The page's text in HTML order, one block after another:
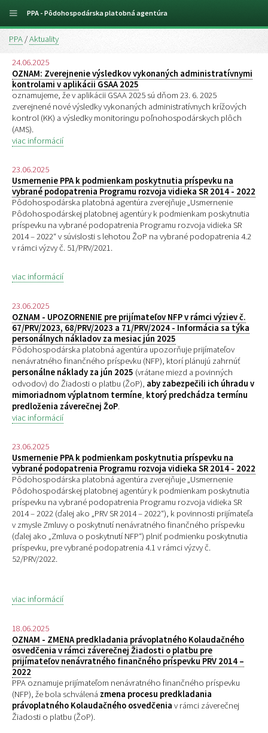
PPA /Aktuality
24.06.2025
OZNAM: Zverejnenie výsledkov vykonaných administratívnymi
kontrolami v aplikácii GSAA 2025
oznamujeme, že v aplikácii GSAA 2025 sú dňom 23. 6. 2025
zverejnené nové výsledky vykonaných administratívnych krížových
kontrol (KK) a výsledky monitoringu poľnohospodárskych plôch
(AMS).
viac informácií
23.06.2025
Usmernenie PPA k podmienkam poskytnutia príspevku na
vybrané podopatrenia Programu rozvoja vidieka SR 2014 - 2022
Pôdohospodárska platobná agentúra zverejňuje „Usmernenie
Pôdohospodárskej platobnej agentúry k podmienkam poskytnutia
príspevku na vybrané podopatrenia Programu rozvoja vidieka SR
2014 – 2022“ v súvislosti s lehotou ŽoP na vybrané podopatrenia 4.2
v rámci výzvy č. 51/PRV/2021.
viac informácií
23.06.2025
OZNAM - UPOZORNENIE pre prijímateľov NFP v rámci výziev č.
67/PRV/2023, 68/PRV/2023 a 71/PRV/2024 - Informácia sa týka
personálnych nákladov za mesiac jún 2025
Pôdohospodárska platobná agentúra upozorňuje prijímateľov
nenávratného finančného príspevku (NFP), ktorí plánujú zahrnúť
personálne náklady za jún 2025 (vrátane miezd a povinných
odvodov) do Žiadosti o platbu (ŽoP), aby zabezpečili ich úhradu v
mimoriadnom výplatnom termíne, ktorý predchádza termínu
predloženia záverečnej ŽoP.
viac informácií
23.06.2025
Usmernenie PPA k podmienkam poskytnutia príspevku na
vybrané podopatrenia Programu rozvoja vidieka SR 2014 - 2022
Pôdohospodárska platobná agentúra zverejňuje „Usmernenie
Pôdohospodárskej platobnej agentúry k podmienkam poskytnutia
príspevku na vybrané podopatrenia Programu rozvoja vidieka SR
2014 – 2022 (ďalej ako „PRV SR 2014 – 2022“), k povinnosti prijímateľa
v zmysle Zmluvy o poskytnutí nenávratného finančného príspevku
(ďalej ako „Zmluva o poskytnutí NFP“) plniť podmienku poskytnutia
príspevku, prevybrané podopatrenia 4.1 v rámci výzvy č.
52/PRV/2022.
viac informácií
18.06.2025
OZNAM - ZMENA predkladania právoplatného Kolaudačného
osvedčenia v rámci záverečnej Žiadosti o platbu pre
prijímateľov nenávratného finančného príspevku PRV 2014 –
2022
PPA oznamuje prijímateľom nenávratného finančného príspevku
(NFP), že bola schválená zmena procesu predkladania
právoplatného Kolaudačného osvedčenia v rámci záverečnej
Žiadosti o platbu (ŽoP).
PPA - Pôdohospodárska platobná agentúra